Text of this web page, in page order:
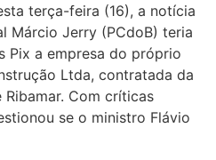
terça-feira (16), a notícia
Márcio Jerry (PCdoB) teria
Pix a empresa do próprio
Ltda, contratada da
Com críticas
se o ministro Flávio